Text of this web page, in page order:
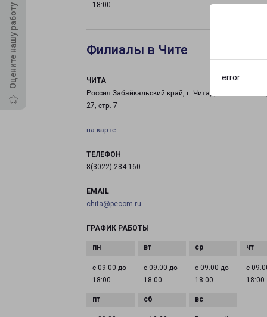
error
Оцените нашу работу
18:00
Филиалы в Чите
ЧИТА
Россия Забайкальский край, г. Чита, ул. Ковыльная д.
27, стр. 7
на карте
ТЕЛЕФОН
8(3022) 284-160
EMAIL
chita@pecom.ru
ГРАФИК РАБОТЫ
с 09:00 до
18:00
с 09:00 до
18:00
с 09:00 до
18:00
с
18:00